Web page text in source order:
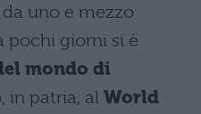
uno e mezzo
pochi giorni si è
mondo di
in patria, al World